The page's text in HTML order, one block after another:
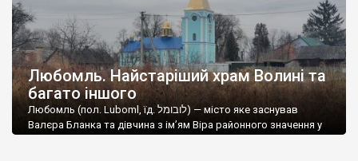
Любомль. Найстаріший храм Волині та
багато іншого
Любомль (пол. Luboml, їд. לובומל‎) — місто яке заснував
Валєра Бланка та дівчина з ім’ям Віра районного значення у